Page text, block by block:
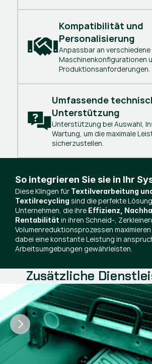
Kompatibilität und
Personalisierung
Anpassbar an verschiedene
Maschinenkonfigurationen
Produktionsanforderungen.
Umfassende
Unterstützung
Unterstützung bei Auswahl,
Wartung, um die maximale
sicherzustellen.
So integrieren Sie sie in Ihr
Diese Klingen für Textilverarbeitung
Textilrecycling sind die perfekte
Unternehmen, die ihre Effizienz,
Rentabilität in ihren Schneid-,
Volumenreduktionsprozessen
dabei eine konstante Leistung in
Arbeitsumgebungen gewährleisten.
Zusätzliche